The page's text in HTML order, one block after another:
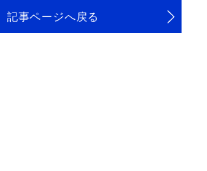
記事ページへ戻る